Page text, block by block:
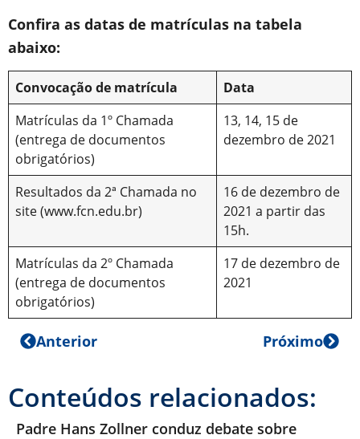
Confira as datas de matrículas na tabela
abaixo:
Convocação de matrícula
Data
Matrículas da 1º Chamada
(entrega de documentos
obrigatórios)
13, 14, 15 de
dezembro de 2021
Resultados da 2ª Chamada no
site (www.fcn.edu.br)
16 de dezembro de
2021 a partir das
15h.
Matrículas da 2º Chamada
(entrega de documentos
obrigatórios)
17 de dezembro de
2021
Anterior Próximo
Conteúdos relacionados:
Padre Hans Zollner conduz debate sobre